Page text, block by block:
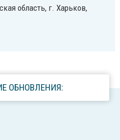
область, г. Харьков,
ОБНОВЛЕНИЯ: